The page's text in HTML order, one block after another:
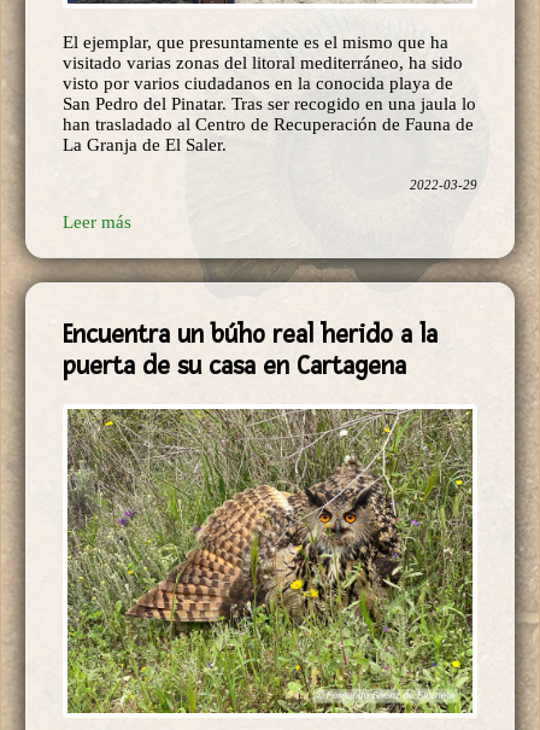
El ejemplar, que presuntamente es el mismo que ha
visitado varias zonas del litoral mediterráneo, ha sido
visto por varios ciudadanos en la conocida playa de
San Pedro del Pinatar. Tras ser recogido en una jaula lo
han trasladado al Centro de Recuperación de Fauna de
La Granja de El Saler.
2022-03-29
Leer más
Encuentra un búho real herido a la
puerta de su casa en Cartagena